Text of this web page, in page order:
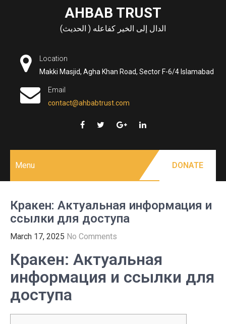
AHBAB TRUST
الدال إلى الخير كفاعله ( الحديث)
Location
Makki Masjid, Agha Khan Road, Sector F-6/4 Islamabad
Email
contact@ahbabtrust.com
Menu DONATE
Кракен: Актуальная информация и
ссылки для доступа
March 17, 2025 No Comments
Кракен: Актуальная
информация и ссылки для
доступа